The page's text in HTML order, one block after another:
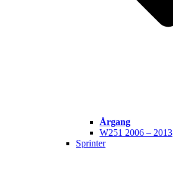
Årgang
W251 2006 – 2013
Sprinter